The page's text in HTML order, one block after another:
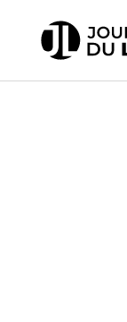
directement